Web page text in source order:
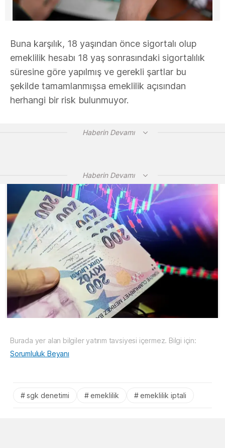
Buna karşılık, 18 yaşından önce sigortalı olup
emeklilik hesabı 18 yaş sonrasındaki sigortalılık
süresine göre yapılmış ve gerekli şartlar bu
şekilde tamamlanmışsa emeklilik açısından
herhangi bir risk bulunmuyor.
Haberin Devamı
Haberin Devamı
Burada yer alan bilgiler yatırım tavsiyesi içermez. Bilgi için:
Sorumluluk Beyanı
sgk denetimi emeklilik emeklilik iptali